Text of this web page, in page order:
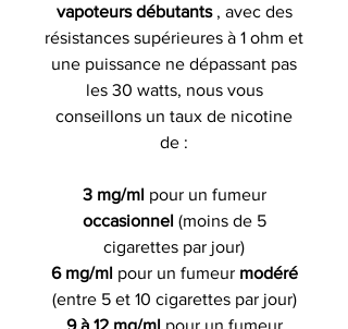
vapoteurs débutants , avec des
résistances supérieures à 1 ohm et
une puissance ne dépassant pas
les 30 watts, nous vous
conseillons un taux de nicotine
de :
3 mg/ml pour un fumeur
occasionnel (moins de 5
cigarettes par jour)
6 mg/ml pour un fumeur modéré
(entre 5 et 10 cigarettes par jour)
9 à 12 mg/ml pour un fumeur